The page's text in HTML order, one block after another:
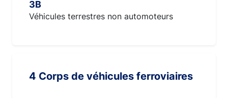
3B
Véhicules terrestres non automoteurs
4 Corps de véhicules ferroviaires